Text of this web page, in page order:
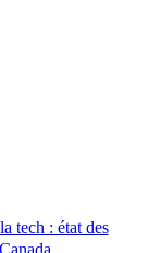
tech : état des